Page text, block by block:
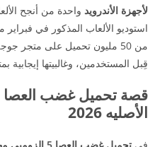
لأجهزة الأندرويد واحدة من أنجح
قِبل المستخدمين، وغالبيتها إيجابية بمتوسط
الأصليه 2026
في